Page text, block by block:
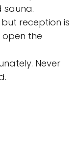
sauna.
reception is
open the
Never